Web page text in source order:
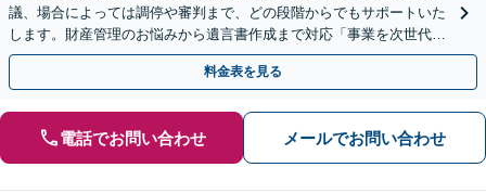
議、場合によっては調停や審判まで、どの段階からでもサポートいた
します。財産管理のお悩みから遺言書作成まで対応「事業を次世代に
引き継ぐ安心の事業承継をサポート」【完全個室相談】
料金表を見る
電話でお問い合わせ メールでお問い合わせ